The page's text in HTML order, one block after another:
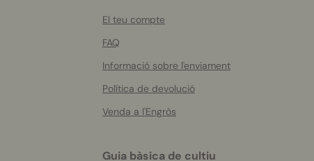
El teu compte
FAQ
Informació sobre l'enviament
Política de devolució
Venda a l'Engròs
Guia bàsica de cultiu